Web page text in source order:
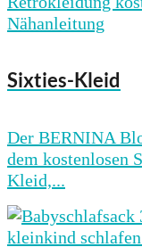
Sixties-Kleid
Der BERNINA
dem kostenlosen
Kleid,...